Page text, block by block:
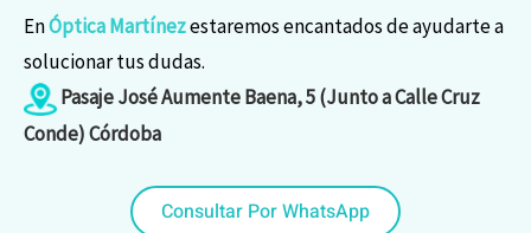
EnÓptica Martínezestaremos encantados de ayudarte a
solucionar tus dudas.
Pasaje José Aumente Baena, 5 (Junto a Calle Cruz
Conde) Córdoba
Consultar Por WhatsApp